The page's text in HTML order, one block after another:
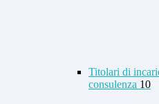
Titolari di
consulenza 10